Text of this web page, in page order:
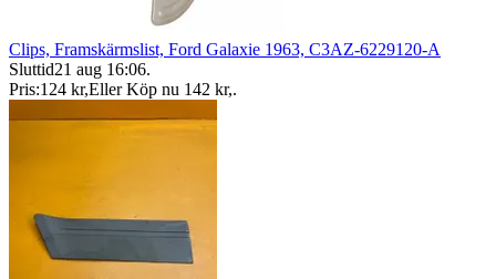
Clips, Framskärmslist, Ford Galaxie 1963, C3AZ-6229120-A
Sluttid21 aug 16:06.
Pris:124 kr,Eller Köp nu 142 kr,.